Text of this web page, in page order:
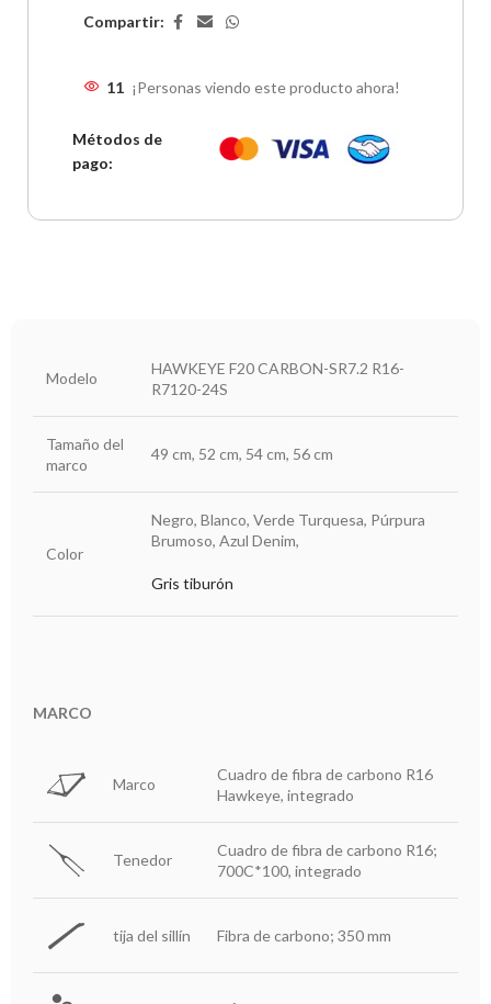
3cuotas sin interés de$ 1,841,666.67 —
$5,525,000.00
Compartir:
11 ¡Personas viendo este producto ahora!
Métodos de
pago:
Modelo
HAWKEYE F20 CARBON-SR7.2 R16-
R7120-24S
Tamaño del
marco
49 cm, 52 cm, 54 cm, 56 cm
Color
Negro, Blanco, Verde Turquesa, Púrpura
Brumoso, Azul Denim,
Gris tiburón
MARCO
Marco
Cuadro de fibra de carbono R16
Hawkeye, integrado
Tenedor
Cuadro de fibra de carbono R16;
700C*100, integrado
tija del sillín Fibra de carbono; 350 mm